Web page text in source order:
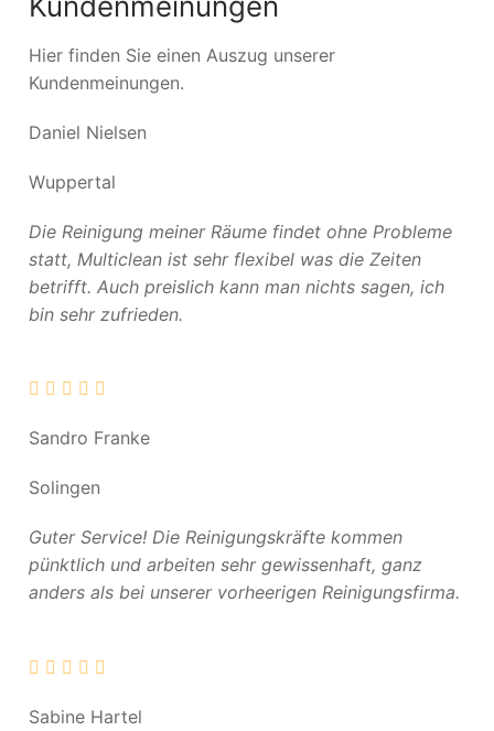
Hier finden Sie einen Auszug unserer
Kundenmeinungen.
Daniel Nielsen
Wuppertal
Die Reinigung meiner Räume findet ohne Probleme
statt, Multiclean ist sehr flexibel was die Zeiten
betrifft. Auch preislich kann man nichts sagen, ich
bin sehr zufrieden.
Sandro Franke
Solingen
Guter Service! Die Reinigungskräfte kommen
pünktlich und arbeiten sehr gewissenhaft, ganz
anders als bei unserer vorheerigen Reinigungsfirma.
Sabine Hartel